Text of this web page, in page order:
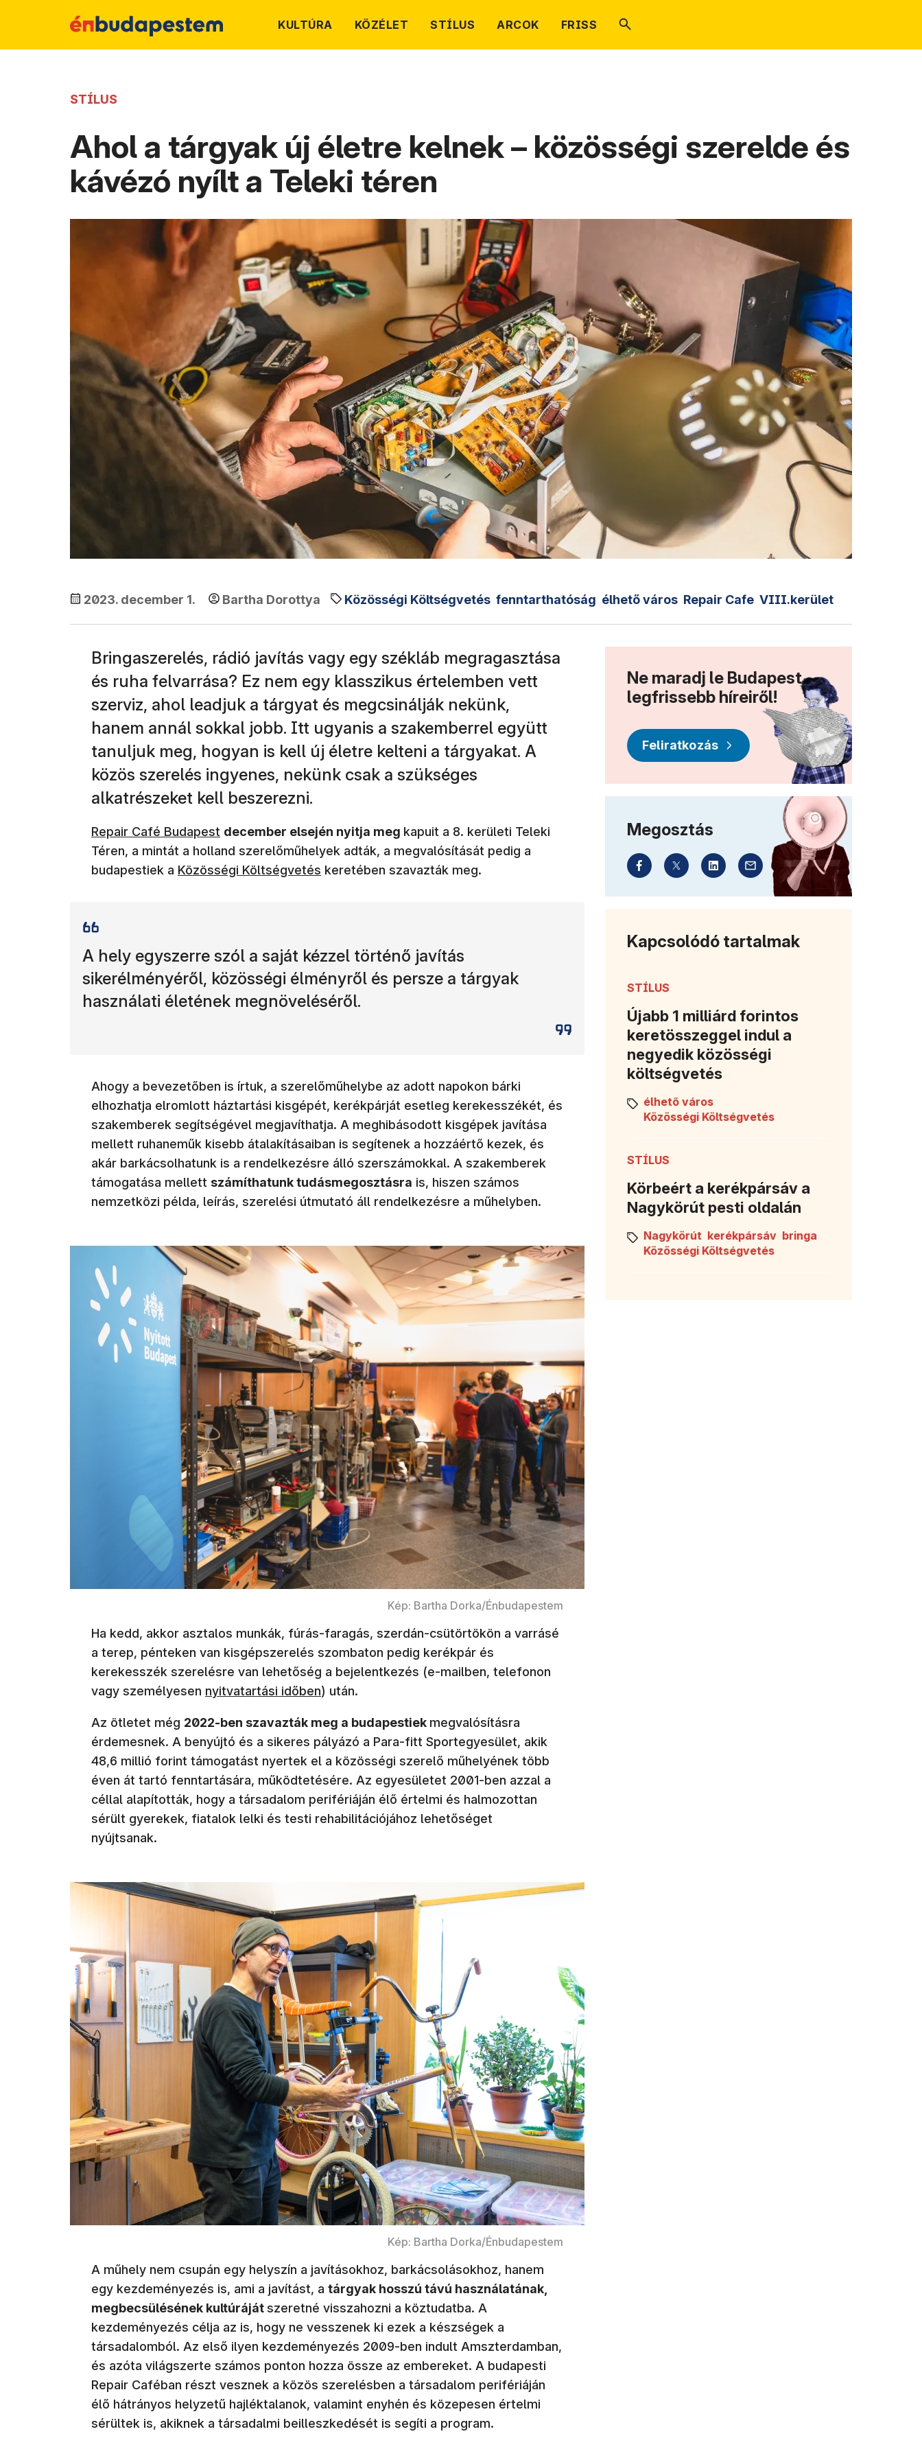
KULTÚRA KÖZÉLET STÍLUS ARCOK FRISS
STÍLUS
Ahol a tárgyak új életre kelnek – közösségi szerelde és
kávézó nyílt a Teleki téren
2023. december 1. Bartha Dorottya Közösségi Költségvetés fenntarthatóság élhető város Repair Cafe VIII.kerület
Bringaszerelés, rádió javítás vagy egy székláb megragasztása
és ruha felvarrása? Ez nem egy klasszikus értelemben vett
szerviz, ahol leadjuk a tárgyat és megcsinálják nekünk,
hanem annál sokkal jobb. Itt ugyanis a szakemberrel együtt
tanuljuk meg, hogyan is kell új életre kelteni a tárgyakat. A
közös szerelés ingyenes, nekünk csak a szükséges
alkatrészeket kell beszerezni.
(új ablakban nyílik meg)
Repair Café Budapest december elsején nyitja meg kapuit a 8. kerületi Teleki
Téren, a mintát a holland szerelőműhelyek adták, a megvalósítását pedig a
budapestiek a (új ablakban nyílik meg)
Közösségi Költségvetés keretében szavazták meg.
A hely egyszerre szól a saját kézzel történő javítás
sikerélményéről, közösségi élményről és persze a tárgyak
használati életének megnöveléséről.
Ahogy a bevezetőben is írtuk, a szerelőműhelybe az adott napokon bárki
elhozhatja elromlott háztartási kisgépét, kerékpárját esetleg kerekesszékét, és
szakemberek segítségével megjavíthatja. A meghibásodott kisgépek javítása
mellett ruhaneműk kisebb átalakításaiban is segítenek a hozzáértő kezek, és
akár barkácsolhatunk is a rendelkezésre álló szerszámokkal. A szakemberek
támogatása mellett számíthatunk tudásmegosztásra is, hiszen számos
nemzetközi példa, leírás, szerelési útmutató áll rendelkezésre a műhelyben.
Kép: Bartha Dorka/Énbudapestem
Ha kedd, akkor asztalos munkák, fúrás-faragás, szerdán-csütörtökön a varrásé
a terep, pénteken van kisgépszerelés szombaton pedig kerékpár és
kerekesszék szerelésre van lehetőség a bejelentkezés (e-mailben, telefonon
vagy személyesen nyitvatartási időben) után.
Az ötletet még 2022-ben szavazták meg a budapestiek megvalósításra
érdemesnek. A benyújtó és a sikeres pályázó a Para-fitt Sportegyesület, akik
48,6 millió forint támogatást nyertek el a közösségi szerelő műhelyének több
éven át tartó fenntartására, működtetésére. Az egyesületet 2001-ben azzal a
céllal alapították, hogy a társadalom perifériáján élő értelmi és halmozottan
sérült gyerekek, fiatalok lelki és testi rehabilitációjához lehetőséget
nyújtsanak.
Kép: Bartha Dorka/Énbudapestem
A műhely nem csupán egy helyszín a javításokhoz, barkácsolásokhoz, hanem
egy kezdeményezés is, ami a javítást, a tárgyak hosszú távú használatának,
megbecsülésének kultúrájátszeretné visszahozni a köztudatba. A
kezdeményezés célja az is, hogy ne vesszenek ki ezek a készségek a
társadalomból. Az első ilyen kezdeményezés 2009-ben indult Amszterdamban,
és azóta világszerte számos ponton hozza össze az embereket. A budapesti
Repair Caféban részt vesznek a közös szerelésben a társadalom perifériáján
élő hátrányos helyzetű hajléktalanok, valamint enyhén és közepesen értelmi
sérültek is, akiknek a társadalmi beilleszkedését is segíti a program.
Ne maradj le Budapest
legfrissebb híreiről!
Feliratkozás
Megosztás
Kapcsolódó tartalmak
STÍLUS
Újabb 1 milliárd forintos
keretösszeggel indul a
negyedik közösségi
költségvetés
élhető város
Közösségi Költségvetés
STÍLUS
Körbeért a kerékpársáv a
Nagykörút pesti oldalán
Nagykörút kerékpársáv bringa
Közösségi Költségvetés